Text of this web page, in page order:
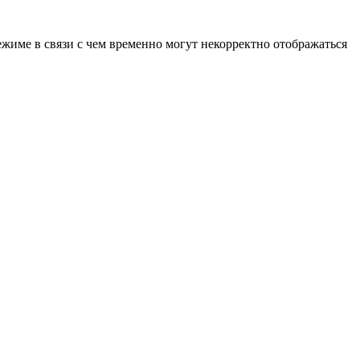
в связи с чем временно могут некорректно отображаться